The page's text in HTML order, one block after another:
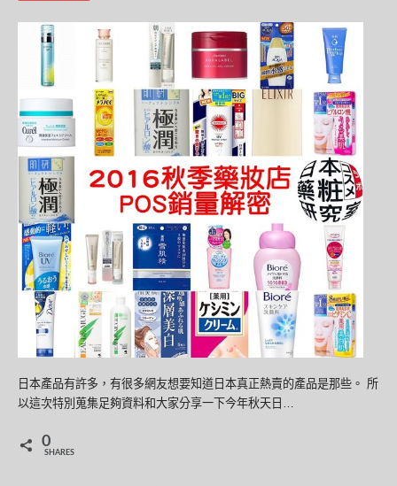
日本產品有許多，有很多網友想要知道日本真正熱賣的產品是那些。 所
以這次特別蒐集足夠資料和大家分享一下今年秋天日…
0
SHARES